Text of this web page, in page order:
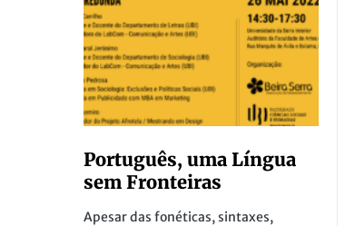
Português, uma Língua
sem Fronteiras
Apesar das fonéticas, sintaxes,